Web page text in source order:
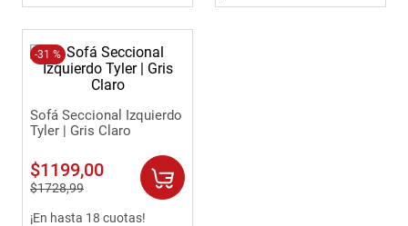
-31 %
Sofá Seccional Izquierdo
Tyler | Gris Claro
$1199,00
$1728,99
¡En hasta 18 cuotas!